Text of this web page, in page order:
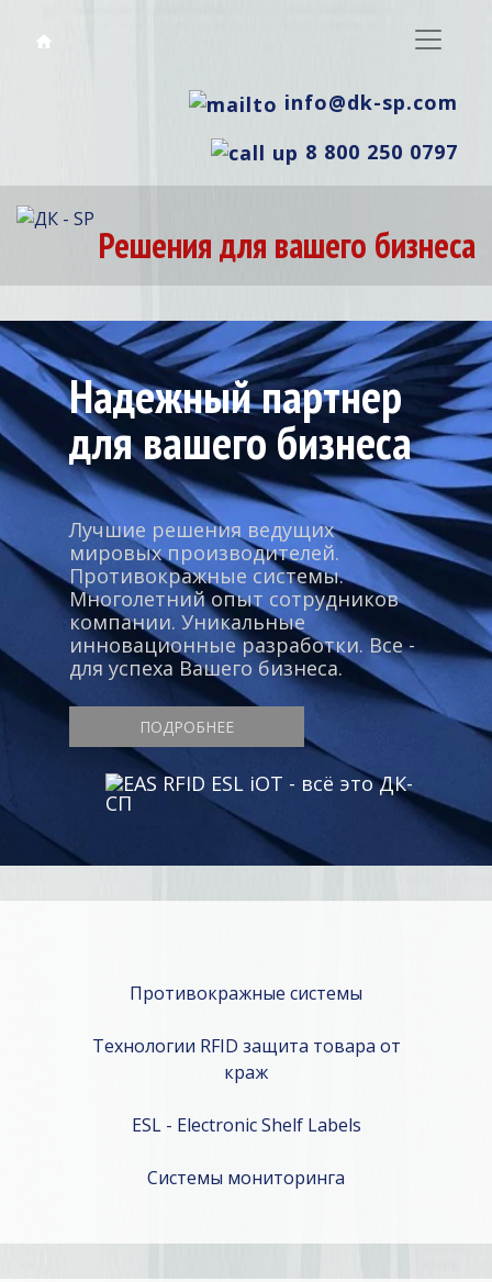
info@dk-sp.com
8 800 250 0797
Решения для вашего бизнеса
Надежный партнер
для вашего бизнеса
Лучшие решения ведущих
мировых производителей.
Противокражные системы.
Многолетний опыт сотрудников
компании. Уникальные
инновационные разработки. Все -
для успеха Вашего бизнеса.
ПОДРОБНЕЕ
Противокражные системы
Технологии RFID защита товара от
краж
ESL - Electronic Shelf Labels
Системы мониторинга